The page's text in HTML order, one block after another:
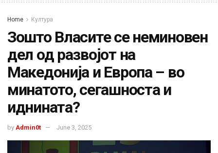
Home Култура
Зошто Власите се неминовен
дел од развојот на
Македонија и Европа – во
минатото, сегашноста и
иднината?
by Admin0t June 3, 2025